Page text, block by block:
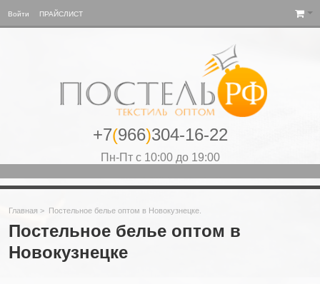
Войти ПРАЙСЛИСТ
+7(966)304-16-22
Пн-Пт с 10:00 до 19:00
Главная > Постельное белье оптом в Новокузнецке.
Постельное белье оптом в
Новокузнецке